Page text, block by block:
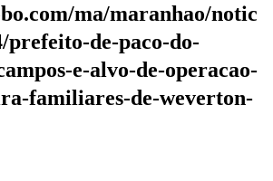
ma/maranhao/notic
prefeito-de-paco-do-
e-alvo-de-operacao-
familiares-de-weverton-